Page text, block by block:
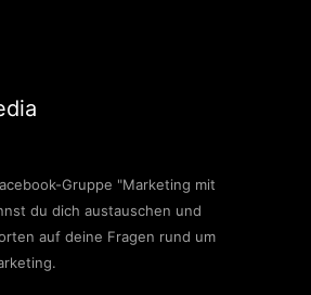
Gruppe "Marketing mit
du dich austauschen und
auf deine Fragen rund um